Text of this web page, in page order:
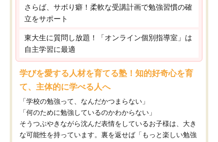
さらば、サボり癖！柔軟な受講計画で勉強習慣の確
立をサポート
東大生に質問し放題！「オンライン個別指導室」は
自主学習に最適
学びを愛する人材を育てる塾！知的好奇心を育
て、主体的に学べる人へ
「学校の勉強って、なんだかつまらない」
「何のために勉強しているのかわからない」
そうつぶやきながら沈んだ表情をしているお子様は、大き
な可能性を持っています。裏を返せば「もっと楽しい勉強